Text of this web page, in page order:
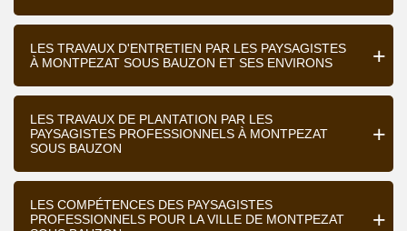
LES TRAVAUX D'ENTRETIEN PAR LES PAYSAGISTES
À MONTPEZAT SOUS BAUZON ET SES ENVIRONS
LES TRAVAUX DE PLANTATION PAR LES
PAYSAGISTES PROFESSIONNELS À MONTPEZAT
SOUS BAUZON
LES COMPÉTENCES DES PAYSAGISTES
PROFESSIONNELS POUR LA VILLE DE MONTPEZAT